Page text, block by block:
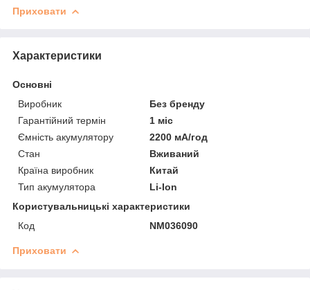
Приховати
Характеристики
Основні
Виробник
Без бренду
Гарантійний термін
1 міс
Ємність акумулятору
2200 мА/год
Стан
Вживаний
Країна виробник
Китай
Тип акумулятора
Li-Ion
Користувальницькі характеристики
Код
NM036090
Приховати